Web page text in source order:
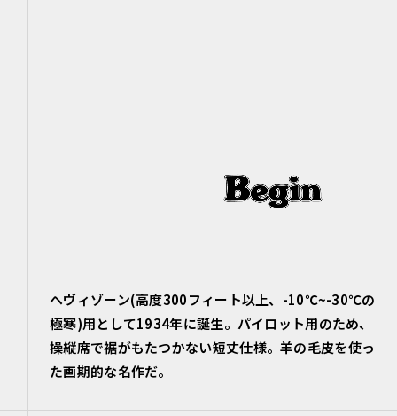
ヘヴィゾーン(高度300フィート以上、-10℃~-30℃の
極寒)用として1934年に誕生。パイロット用のため、
操縦席で裾がもたつかない短丈仕様。羊の毛皮を使っ
た画期的な名作だ。